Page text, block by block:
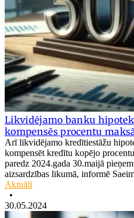
Likvidējamo banku
kompensēs procentu
Arī likvidējamo kredītiestāžu
kompensēt kredītu kopējo
paredz 2024.gada 30.maijā
aizsardzības likumā, informē
Aktuāli
•
30.05.2024